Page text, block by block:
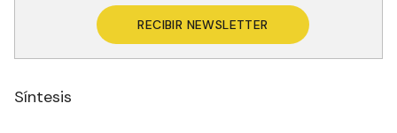
RECIBIR NEWSLETTER
Síntesis